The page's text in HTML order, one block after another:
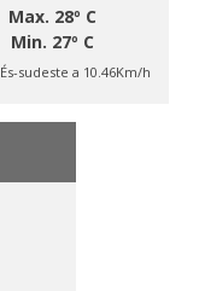
Max. 28º C
Min. 27º C
És-sudeste a 10.46Km/h